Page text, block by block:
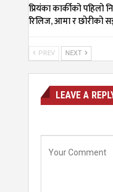
प्रियंका कार्कीको पहिलो
रिलिज, आमा र छोरीको
PREV NEXT
LEAVE A